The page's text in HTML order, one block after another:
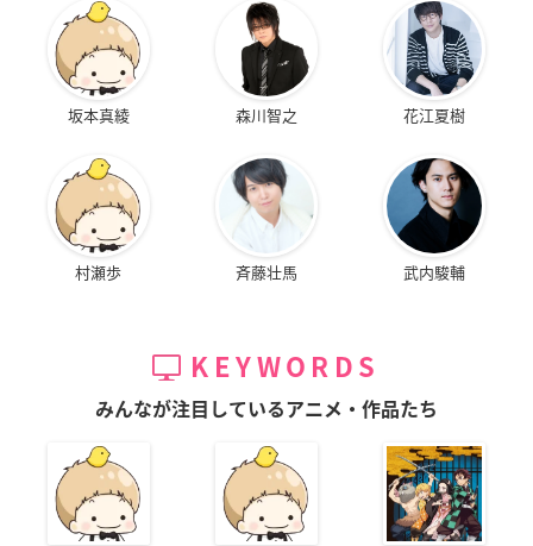
坂本真綾 森川智之 花江夏樹
村瀬歩 斉藤壮馬 武内駿輔
KEYWORDS
みんなが注目しているアニメ・作品たち